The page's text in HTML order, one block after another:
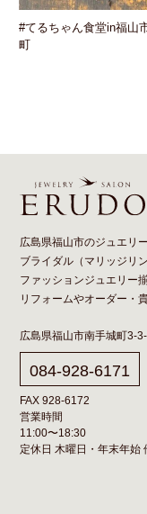
#てるちゃん食堂in福山
町
広島県福山市のジュエリ
ブライダル（ マリッジリ
ファッションジュエリー
リフォームやオーダー ・
広島県福山市南手城町3-
084-928-6171
FAX 928-6172
営業時間
11:00〜18:30
定休日 木曜日・年末年始